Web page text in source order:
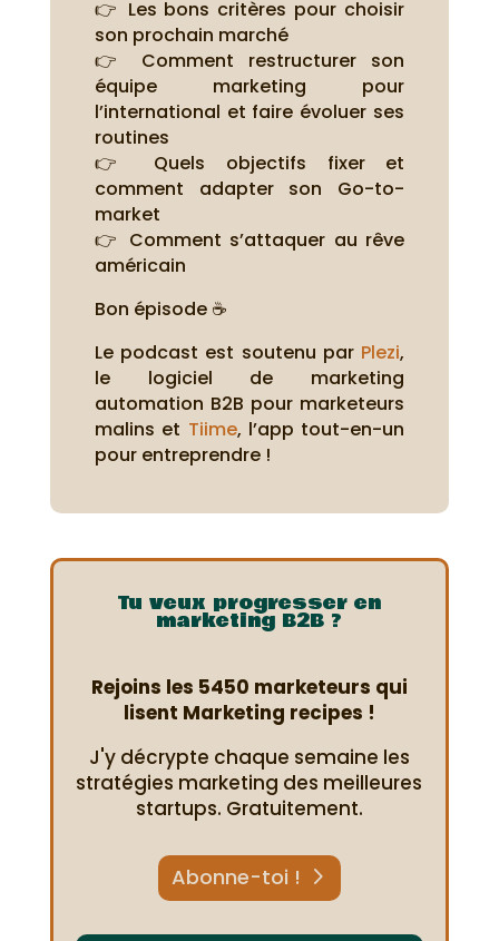
👉 Les bons critères pour choisir
son prochain marché
👉 Comment restructurer son
équipe marketing pour
l’international et faire évoluer ses
routines
👉 Quels objectifs fixer et
comment adapter son Go-to-
market
👉 Comment s’attaquer au rêve
américain
Bon épisode ☕
Le podcast est soutenu par Plezi,
le logiciel de marketing
automation B2B pour marketeurs
malins et Tiime, l’app tout-en-un
pour entreprendre !
Tu veux progresser en
marketing B2B ?
Rejoins les 5450 marketeurs qui
lisent Marketing recipes !
J'y décrypte chaque semaine les
stratégies marketing des meilleures
startups. Gratuitement.
Abonne-toi !